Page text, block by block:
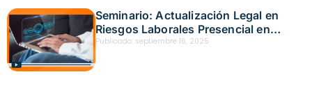
Seminario: Actualización Legal en
Riesgos Laborales Presencial en
Mocoa con Positiva Sin Fronteras —
Publicado: septiembre 16, 2025